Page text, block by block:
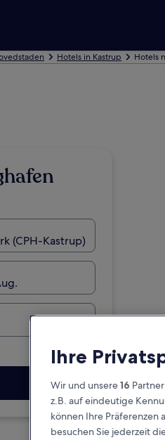
Hotels in Kastrup Hotels
Ihre
Wir und unsere16
z.B. auf eindeutige
können Ihre Präferenzen
besuchen Sie jederzeit